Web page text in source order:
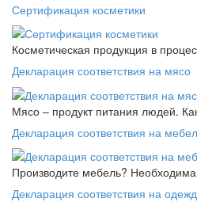
Сертификация косметики
Косметическая продукция в
Декларация соответствия на мясо
Мясо – продукт питания людей.
Декларация соответствия на
Производите мебель? Необходима
Декларация соответствия на